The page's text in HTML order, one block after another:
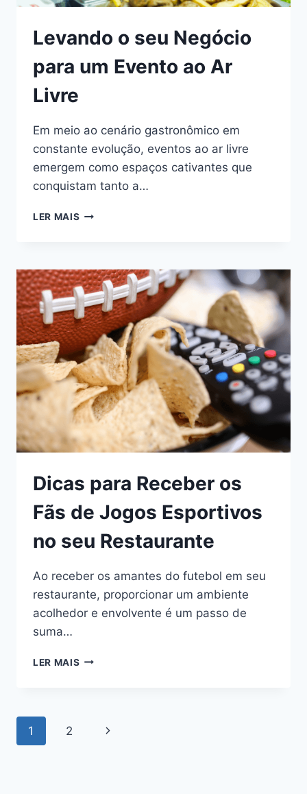
Levando o seu Negócio
para um Evento ao Ar
Livre
Em meio ao cenário gastronômico em
constante evolução, eventos ao ar livre
emergem como espaços cativantes que
conquistam tanto a…
LER MAIS
Dicas para Receber os
Fãs de Jogos Esportivos
no seu Restaurante
Ao receber os amantes do futebol em seu
restaurante, proporcionar um ambiente
acolhedor e envolvente é um passo de
suma…
LER MAIS
1 2